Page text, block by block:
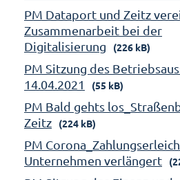
PM Dataport und Zeitz
Zusammenarbeit bei der
Digitalisierung
(226 kB)
PM Sitzung des
14.04.2021
(55 kB)
PM Bald gehts
Zeitz
(224 kB)
PM
Unternehmen verlängert